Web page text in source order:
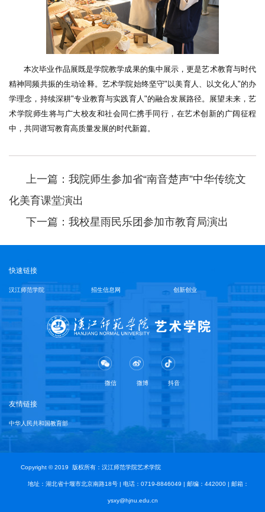
本次毕业作品展既是学院教学成果的集中展示，更是艺术教育与时代
精神同频共振的生动诠释。艺术学院始终坚守"以美育人、以文化人"的办
学理念，持续深耕"专业教育与实践育人"的融合发展路径。展望未来，艺
术学院师生将与广大校友和社会同仁携手同行，在艺术创新的广阔征程
中，共同谱写教育高质量发展的时代新篇。
上一篇：我院师生参加省“南音楚声”中华传统文
化美育课堂演出
下一篇：我校星雨民乐团参加市教育局演出
快速链接
汉江师范学院 招生信息网 创新创业
微信 微博 抖音
友情链接
中华人民共和国教育部
Copyright © 2019 版权所有：汉江师范学院艺术学院
地址：湖北省十堰市北京南路18号 | 电话：0719-8846049 | 邮编：442000 | 邮箱：
ysxy@hjnu.edu.cn